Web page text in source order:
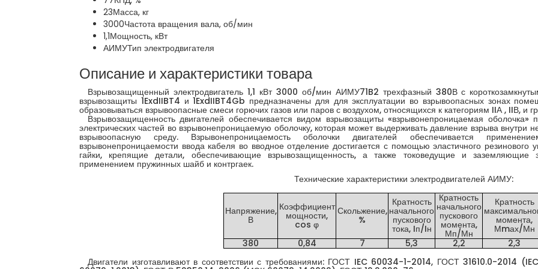
23Масса, кг
3000Частота вращения вала, об/мин
1,1Мощность, кВт
АИМУТип электродвигателя
Описание и характеристики товара
Взрывозащищенный электродвигатель 1,1 кВт 3000 об/мин АИМУ71B2 трехфазный 380В с
взрывозащиты 1ExdIIBT4 и 1ExdIIBT4Gb предназначены для для эксплуатации во взрывоопасных зонах
образовываться взрывоопасные смеси горючих газов или паров с воздухом, относящихся к категориям IIА , IIВ,
Взрывозащищенность двигателей обеспечивается видом взрывозащиты «взрывонепроницаемая
электрических частей во взрывонепроницаемую оболочку, которая может выдерживать давление взрыва
взрывоопасную среду. Взрывонепроницаемость оболочки двигателей обеспечивается
взрывонепроницаемости ввода кабеля во вводное отделение достигается с помощью эластичного резинового
гайки, крепящие детали, обеспечивающие взрывозащищенность, а также токоведущие и заземляющие
применением пружинных шайб и контргаек.
Технические характеристики электродвигателей АИМУ:
Напряжение,
В
Коэффициент
мощности,
cos φ
Скольжение,
%
Кратность
начального
пускового
тока, Iп/Iн
Кратность
начального
пускового
момента,
Мп/Мн
Кратность
момента,
Мmах/Мн
380
0,84 7 5,3 2,2
2,3
Двигатели изготавливают в соответствии с требованиями: ГОСТ IEC 60034-1-2014, ГОСТ 31610.0-2014